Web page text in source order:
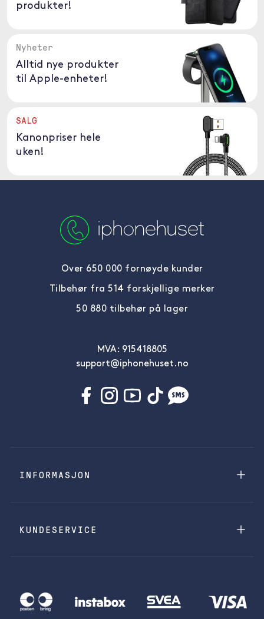
produkter!
Nyheter
Alltid nye produkter
til Apple-enheter!
SALG
Kanonpriser hele
uken!
Over 650 000 fornøyde kunder
Tilbehør fra 514 forskjellige merker
50 880 tilbehør på lager
MVA: 915418805
support@iphonehuset.no
INFORMASJON
KUNDESERVICE